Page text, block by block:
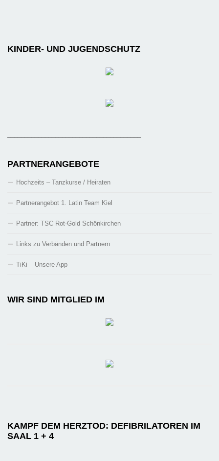
KINDER- UND JUGENDSCHUTZ
PARTNERANGEBOTE
Hochzeits – Tanzkurse / Heiraten
Partnerangebot 1. Latin Team Kiel
Partner: TSC Rot-Gold Schönkirchen
Links zu Verbänden und Partnern
TiKi – Unsere App
WIR SIND MITGLIED IM
KAMPF DEM HERZTOD: DEFIBRILATOREN IM
SAAL 1 + 4